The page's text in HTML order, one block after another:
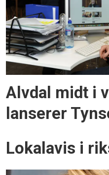
Alvdal midt i
lanserer
Lo­kal­avis i